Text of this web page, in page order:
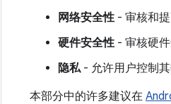
网络安全性- 审核和提
硬件安全性- 审核硬件
隐私- 允许用户控制其
本部分中的许多建议在